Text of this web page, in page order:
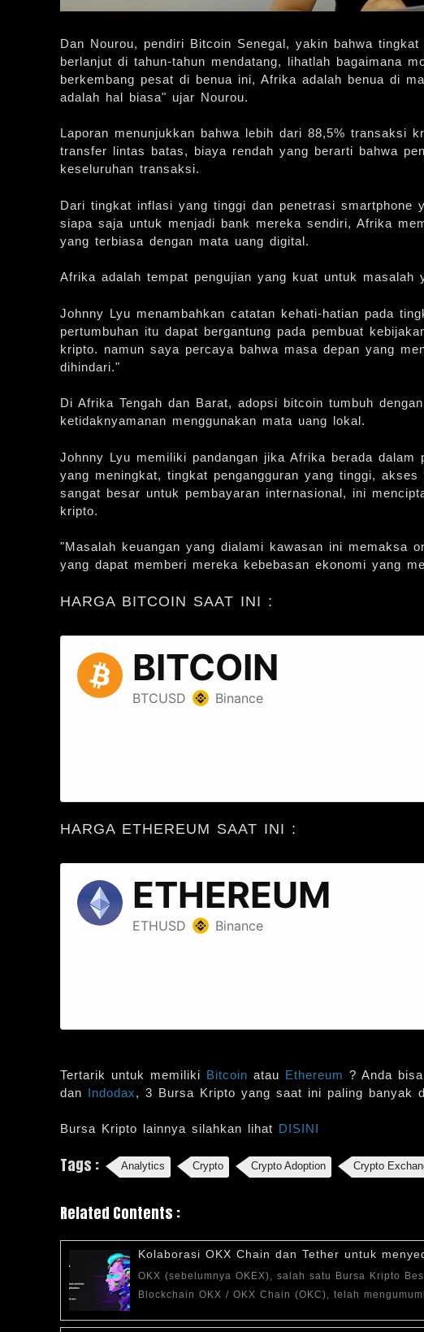
Dan Nourou, pendiri Bitcoin Senegal, yakin bahwa
berlanjut di tahun-tahun mendatang, lihatlah bagaimana
berkembang pesat di benua ini, Afrika adalah benua di
adalah hal biasa" ujar Nourou.
Laporan menunjukkan bahwa lebih dari 88,5% transaksi
transfer lintas batas, biaya rendah yang berarti bahwa
keseluruhan transaksi.
Dari tingkat inflasi yang tinggi dan penetrasi smartphone
siapa saja untuk menjadi bank mereka sendiri, Afrika
yang terbiasa dengan mata uang digital.
Afrika adalah tempat pengujian yang kuat untuk masalah
Johnny Lyu menambahkan catatan kehati-hatian pada
pertumbuhan itu dapat bergantung pada pembuat
kripto. namun saya percaya bahwa masa depan yang
dihindari."
Di Afrika Tengah dan Barat, adopsi bitcoin tumbuh
ketidaknyamanan menggunakan mata uang lokal.
Johnny Lyu memiliki pandangan jika Afrika berada
yang meningkat, tingkat pengangguran yang tinggi,
sangat besar untuk pembayaran internasional, ini
kripto.
"Masalah keuangan yang dialami kawasan ini memaksa
yang dapat memberi mereka kebebasan ekonomi yang
HARGA BITCOIN SAAT INI :
HARGA ETHEREUM SAAT INI :
Tertarik untuk memiliki Bitcoin atau Ethereum ? Anda
dan Indodax, 3 Bursa Kripto yang saat ini paling banyak
Bursa Kripto lainnya silahkan lihat DISINI
Tags : Analytics Crypto Crypto Adoption Crypto
Related Contents :
Kolaborasi OKX Chain dan Tether untuk
OKX (sebelumnya OKEX), salah satu Bursa Kripto
Blockchain OKX / OKX Chain (OKC), telah